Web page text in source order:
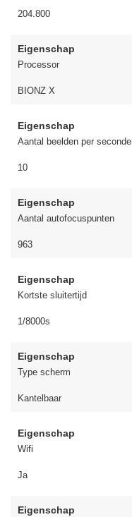
204.800
Eigenschap
Processor
BIONZ X
Eigenschap
Aantal beelden per seconde
10
Eigenschap
Aantal autofocuspunten
963
Eigenschap
Kortste sluitertijd
1/8000s
Eigenschap
Type scherm
Kantelbaar
Eigenschap
Wifi
Ja
Eigenschap